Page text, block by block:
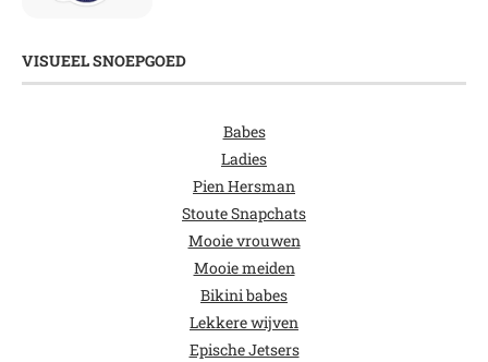
VISUEEL SNOEPGOED
Babes
Ladies
Pien Hersman
Stoute Snapchats
Mooie vrouwen
Mooie meiden
Bikini babes
Lekkere wijven
Epische Jetsers